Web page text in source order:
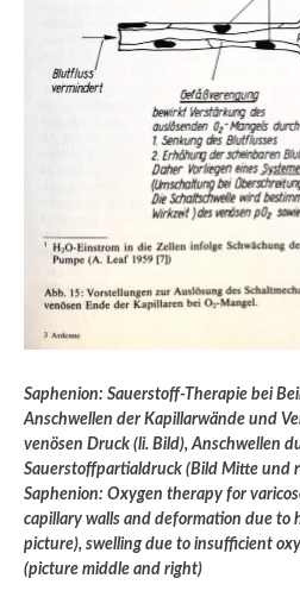
Saphenion: Sauerstoff-Therapie bei
Anschwellen der Kapillarwände und
venösen Druck (li. Bild), Anschwellen
Sauerstoffpartialdruck (Bild Mitte und
Saphenion: Oxygen therapy for
capillary walls and deformation due to
picture), swelling due to insufficient
(picture middle and right)